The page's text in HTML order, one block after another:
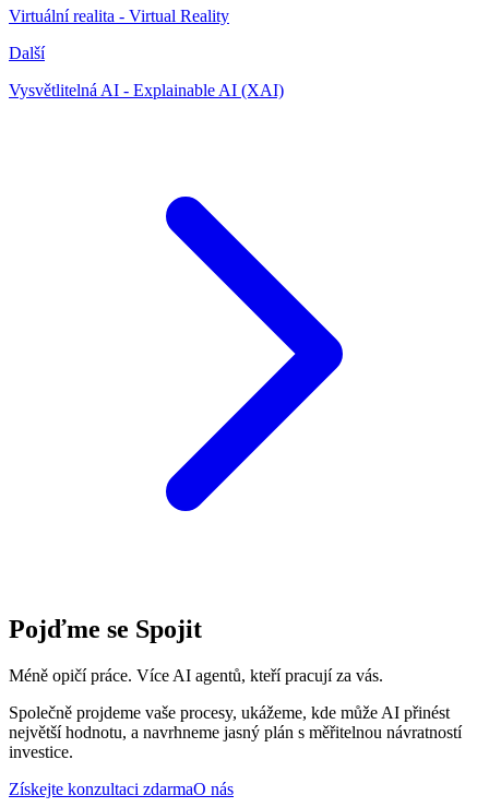
Virtuální realita - Virtual Reality
Další
Vysvětlitelná AI - Explainable AI (XAI)
Pojďme se Spojit
Méně opičí práce. Více AI agentů, kteří pracují za vás.
Společně projdeme vaše procesy, ukážeme, kde může AI přinést
největší hodnotu, a navrhneme jasný plán s měřitelnou návratností
investice.
Získejte konzultaci zdarmaO nás